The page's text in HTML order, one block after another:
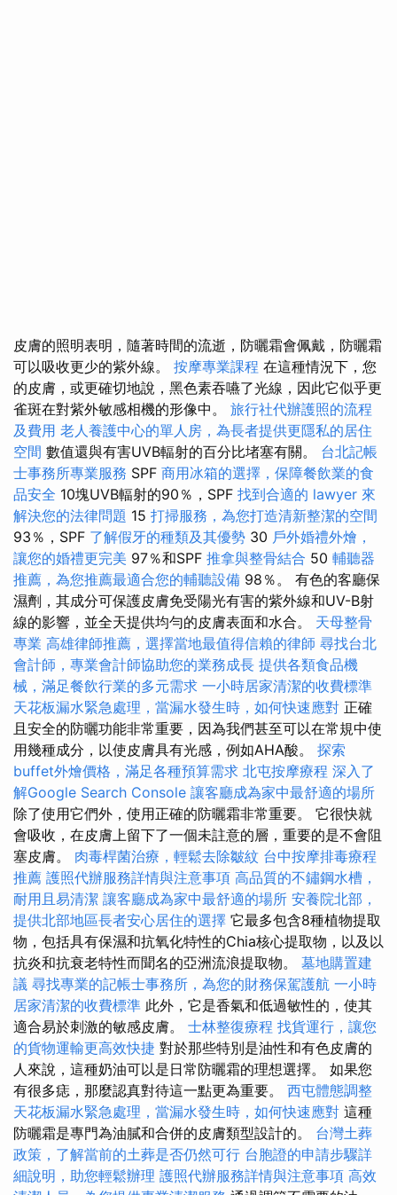
皮膚的照明表明，隨著時間的流逝，防曬霜會佩戴，防曬霜
可以吸收更少的紫外線。 按摩專業課程 在這種情況下，您
的皮膚，或更確切地說，黑色素吞嚥了光線，因此它似乎更
雀斑在對紫外敏感相機的形像中。 旅行社代辦護照的流程
及費用 老人養護中心的單人房，為長者提供更隱私的居住
空間 數值還與有害UVB輻射的百分比堵塞有關。 台北記帳
士事務所專業服務 SPF 商用冰箱的選擇，保障餐飲業的食
品安全 10塊UVB輻射的90％，SPF 找到合適的 lawyer 來
解決您的法律問題 15 打掃服務，為您打造清新整潔的空間
93％，SPF 了解假牙的種類及其優勢 30 戶外婚禮外燴，
讓您的婚禮更完美 97％和SPF 推拿與整骨結合 50 輔聽器
推薦，為您推薦最適合您的輔聽設備 98％。 有色的客廳保
濕劑，其成分可保護皮膚免受陽光有害的紫外線和UV-B射
線的影響，並全天提供均勻的皮膚表面和水合。 天母整骨
專業 高雄律師推薦，選擇當地最值得信賴的律師 尋找台北
會計師，專業會計師協助您的業務成長 提供各類食品機
械，滿足餐飲行業的多元需求 一小時居家清潔的收費標準
天花板漏水緊急處理，當漏水發生時，如何快速應對 正確
且安全的防曬功能非常重要，因為我們甚至可以在常規中使
用幾種成分，以使皮膚具有光感，例如AHA酸。 探索
buffet外燴價格，滿足各種預算需求 北屯按摩療程 深入了
解Google Search Console 讓客廳成為家中最舒適的場所
除了使用它們外，使用正確的防曬霜非常重要。 它很快就
會吸收，在皮膚上留下了一個未註意的層，重要的是不會阻
塞皮膚。 肉毒桿菌治療，輕鬆去除皺紋 台中按摩排毒療程
推薦 護照代辦服務詳情與注意事項 高品質的不鏽鋼水槽，
耐用且易清潔 讓客廳成為家中最舒適的場所 安養院北部，
提供北部地區長者安心居住的選擇 它最多包含8種植物提取
物，包括具有保濕和抗氧化特性的Chia核心提取物，以及以
抗炎和抗衰老特性而聞名的亞洲流浪提取物。 墓地購置建
議 尋找專業的記帳士事務所，為您的財務保駕護航 一小時
居家清潔的收費標準 此外，它是香氣和低過敏性的，使其
適合易於刺激的敏感皮膚。 士林整復療程 找貨運行，讓您
的貨物運輸更高效快捷 對於那些特別是油性和有色皮膚的
人來說，這種奶油可以是日常防曬霜的理想選擇。 如果您
有很多痣，那麼認真對待這一點更為重要。 西屯體態調整
天花板漏水緊急處理，當漏水發生時，如何快速應對 這種
防曬霜是專門為油膩和合併的皮膚類型設計的。 台灣土葬
政策，了解當前的土葬是否仍然可行 台胞證的申請步驟詳
細說明，助您輕鬆辦理 護照代辦服務詳情與注意事項 高效